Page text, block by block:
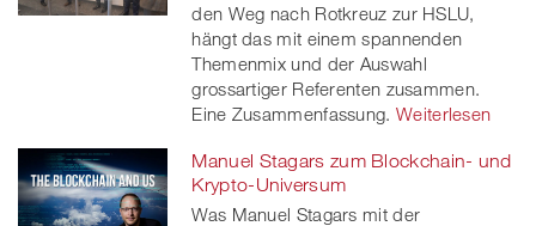
den Weg nach Rotkreuz zur HSLU,
hängt das mit einem spannenden
Themenmix und der Auswahl
grossartiger Referenten zusammen.
Eine Zusammenfassung. Weiterlesen
Manuel Stagars zum Blockchain- und
Krypto-Universum
Was Manuel Stagars mit der